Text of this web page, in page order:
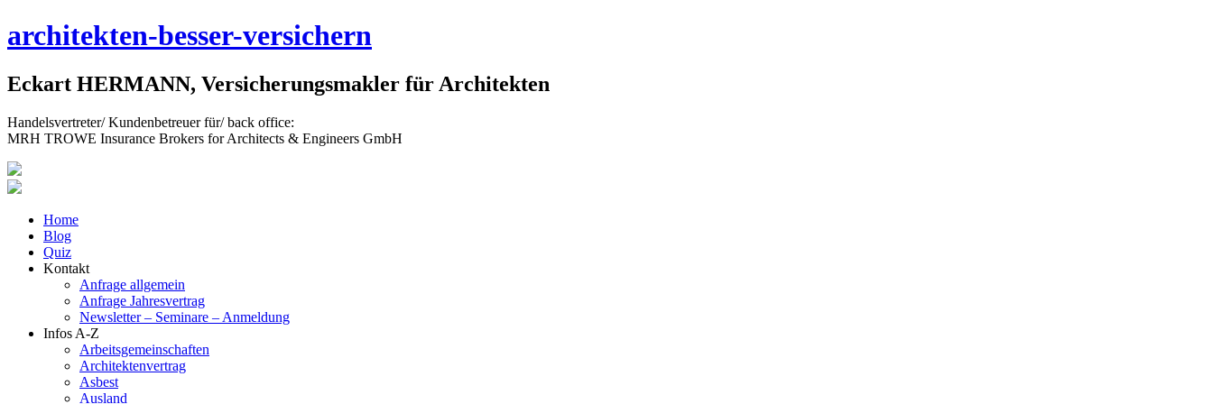
to
architekten-besser-versichern
Eckart HERMANN, Versicherungsmakler für Architekten
Handelsvertreter/ Kundenbetreuer für/ back office:
MRH TROWE Insurance Brokers for Architects & Engineers GmbH
Home
Blog
Quiz
Kontakt
Anfrage allgemein
Anfrage Jahresvertrag
Newsletter – Seminare – Anmeldung
Infos A-Z
Arbeitsgemeinschaften
Architektenvertrag
Asbest
Ausland